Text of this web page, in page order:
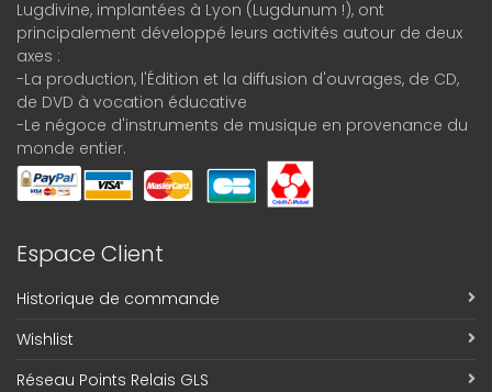
Lugdivine, implantées à Lyon (Lugdunum !), ont
principalement développé leurs activités autour de deux
axes :
-La production, l'Édition et la diffusion d'ouvrages, de CD,
de DVD à vocation éducative
-Le négoce d'instruments de musique en provenance du
monde entier.
Espace Client
Historique de commande
Wishlist
Réseau Points Relais GLS